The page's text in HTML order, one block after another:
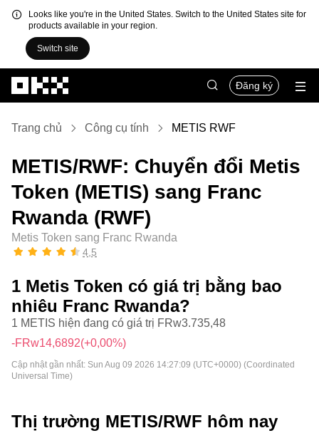
Looks like you're in the United States. Switch to the United States site for
products available in your region.
Switch site
Đăng ký
Trang chủ Công cụ tính METIS RWF
METIS/RWF: Chuyển đổi Metis
Token (METIS) sang Franc
Rwanda (RWF)
Metis Token sang Franc Rwanda
4,5
1 Metis Token có giá trị bằng bao
nhiêu Franc Rwanda?
1 METIS hiện đang có giá trị FRw3.735,48
-FRw14,6892(+0,00%)
Cập nhật gần nhất: Sun Aug 09 2026 14:27:09 (UTC+0000) (Coordinated
Universal Time)
Thị trường METIS/RWF hôm nay